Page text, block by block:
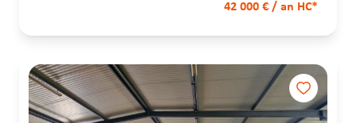
42 000 € / an HC*